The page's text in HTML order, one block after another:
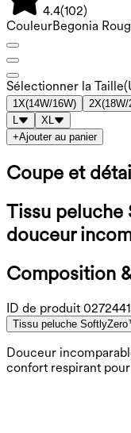
4.4(102)
CouleurBegonia
Sélectionner la Taille(
1X(14W/16W) 2X(18W/
L
XL
+Ajouter au panier
Coupe et
Tissu
douceur
Composition
ID de produit
Tissu peluche
Douceur
confort respirant